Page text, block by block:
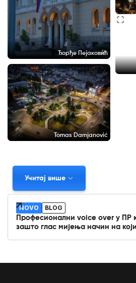
Ђорђе Пејаковић
Tomas Damjanović
Учитај више
NOVO
BLOG
Професионални voice over у ПР
зашто глас мијења начин на